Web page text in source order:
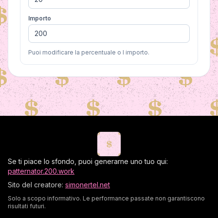
che un tasso di prelievo del 4% ha retto
nella grande maggioranza degli scenari di
mercato statunitensi su 30 anni.
Importo
Puoi modificare la percentuale o l importo.
Se ti piace lo sfondo, puoi generarne uno tuo qui:
patternator.200.work
Sito del creatore: simonertel.net
Solo a scopo informativo. Le performance passate non garantiscono
risultati futuri.